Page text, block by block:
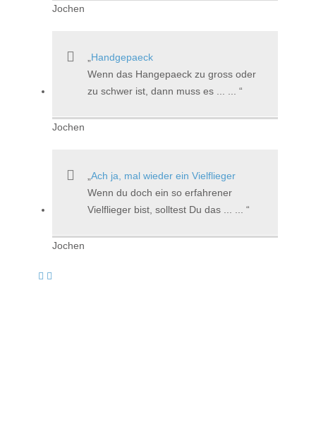
Jochen
Handgepaeck
Wenn das Hangepaeck zu gross oder
zu schwer ist, dann muss es ... ...
Jochen
Ach ja, mal wieder ein Vielflieger
Wenn du doch ein so erfahrener
Vielflieger bist, solltest Du das ... ...
Jochen